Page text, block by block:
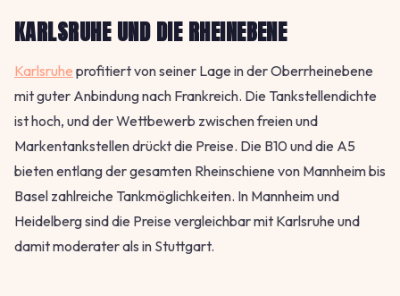
KARLSRUHE UND DIE RHEINEBENE
Karlsruhe profitiert von seiner Lage in der Oberrheinebene
mit guter Anbindung nach Frankreich. Die Tankstellendichte
ist hoch, und der Wettbewerb zwischen freien und
Markentankstellen drückt die Preise. Die B10 und die A5
bieten entlang der gesamten Rheinschiene von Mannheim bis
Basel zahlreiche Tankmöglichkeiten. In Mannheim und
Heidelberg sind die Preise vergleichbar mit Karlsruhe und
damit moderater als in Stuttgart.